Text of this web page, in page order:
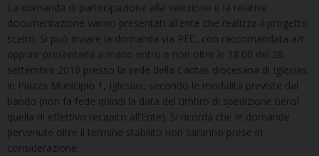
La domanda di partecipazione alla selezione e la relativa
documentazione vanno presentati all’ente che realizza il progetto
scelto. Si può inviare la domanda via PEC, con raccomandata a/r
oppure presentarla a mano entro e non oltre le 18.00 del 28
settembre 2018 presso la sede della Caritas diocesana di Iglesias,
in Piazza Municipio 1, Iglesias, secondo le modalità previste dal
bando (non fa fede quindi la data del timbro di spedizione bensì
quella di effettivo recapito all’Ente). Si ricorda che le domande
pervenute oltre il termine stabilito non saranno prese in
considerazione.